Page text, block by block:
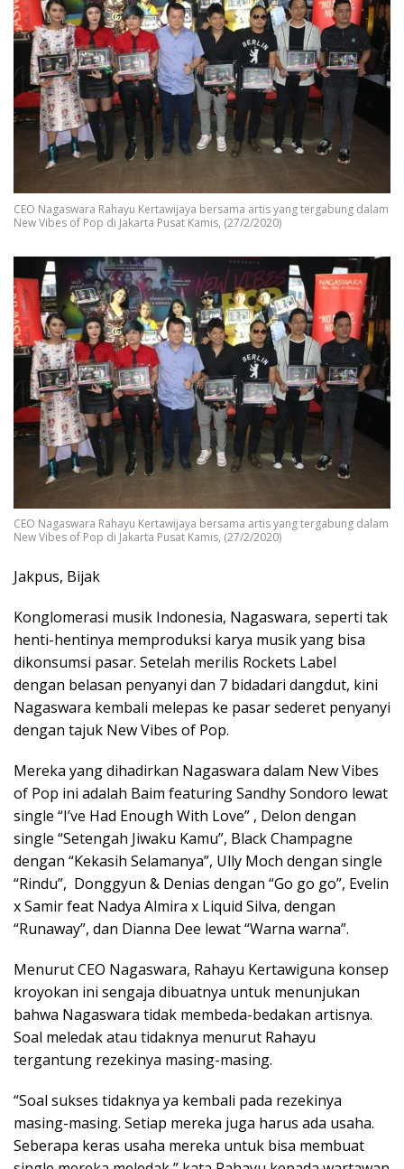
CEO Nagaswara Rahayu Kertawijaya bersama artis yang tergabung dalam
New Vibes of Pop di Jakarta Pusat Kamis, (27/2/2020)
CEO Nagaswara Rahayu Kertawijaya bersama artis yang tergabung dalam
New Vibes of Pop di Jakarta Pusat Kamis, (27/2/2020)
Jakpus, Bijak
Konglomerasi musik Indonesia, Nagaswara, seperti tak
henti-hentinya memproduksi karya musik yang bisa
dikonsumsi pasar. Setelah merilis Rockets Label
dengan belasan penyanyi dan 7 bidadari dangdut, kini
Nagaswara kembali melepas ke pasar sederet penyanyi
dengan tajuk New Vibes of Pop.
Mereka yang dihadirkan Nagaswara dalam New Vibes
of Pop ini adalah Baim featuring Sandhy Sondoro lewat
single “I’ve Had Enough With Love” , Delon dengan
single “Setengah Jiwaku Kamu”, Black Champagne
dengan “Kekasih Selamanya”, Ully Moch dengan single
“Rindu”, Donggyun & Denias dengan “Go go go”, Evelin
x Samir feat Nadya Almira x Liquid Silva, dengan
“Runaway”, dan Dianna Dee lewat “Warna warna”.
Menurut CEO Nagaswara, Rahayu Kertawiguna konsep
kroyokan ini sengaja dibuatnya untuk menunjukan
bahwa Nagaswara tidak membeda-bedakan artisnya.
Soal meledak atau tidaknya menurut Rahayu
tergantung rezekinya masing-masing.
“Soal sukses tidaknya ya kembali pada rezekinya
masing-masing. Setiap mereka juga harus ada usaha.
Seberapa keras usaha mereka untuk bisa membuat